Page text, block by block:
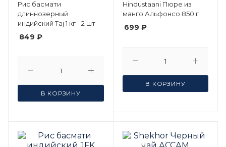
Рис басмати
длиннозерный
индийский Taj 1 кг - 2 шт
849 ₽
В КОРЗИНУ
Hindustaani Пюре из
манго Альфонсо 850 г
699 ₽
В КОРЗИНУ